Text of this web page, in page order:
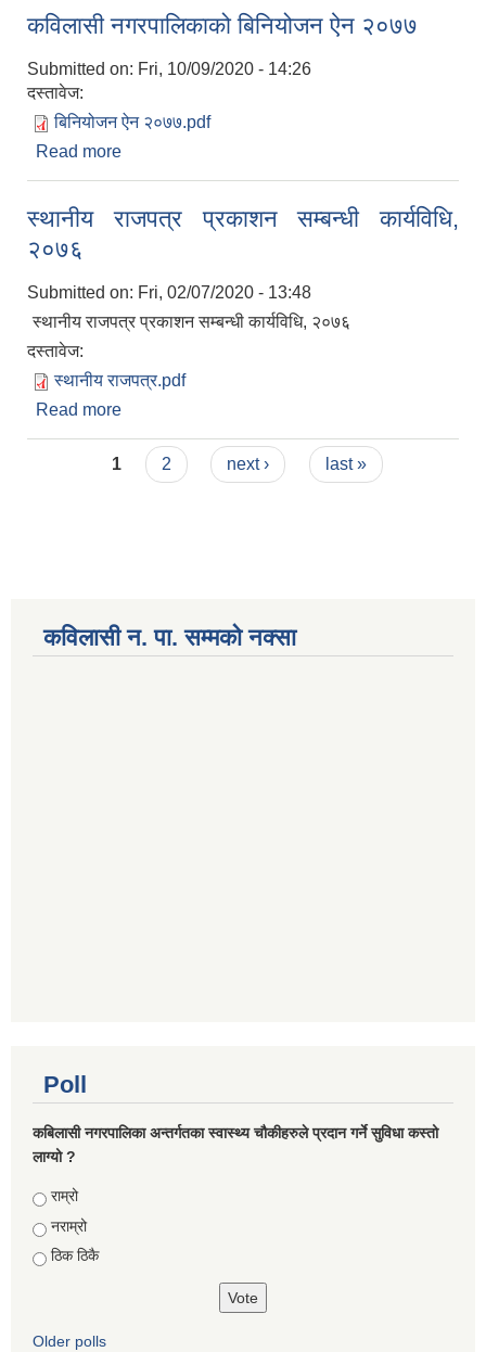
कविलासी नगरपालिकाको बिनियोजन ऐन २०७७
Submitted on: Fri, 10/09/2020 - 14:26
दस्तावेज:
बिनियोजन ऐन २०७७.pdf
Read more
स्थानीय राजपत्र प्रकाशन सम्बन्धी कार्यविधि,
२०७६
Submitted on: Fri, 02/07/2020 - 13:48
स्थानीय राजपत्र प्रकाशन सम्बन्धी कार्यविधि, २०७६
दस्तावेज:
स्थानीय राजपत्र.pdf
Read more
Pages
1 2 next › last »
कविलासी न. पा. सम्मकाे नक्सा
Poll
कबिलासी नगरपालिका अन्तर्गतका स्वास्थ्य चौकीहरुले प्रदान गर्ने सुविधा कस्तो
लाग्यो ?
Choices
राम्रो
नराम्रो
ठिक ठिकै
Older polls